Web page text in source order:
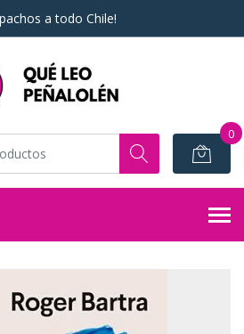
a todo Chile!
0